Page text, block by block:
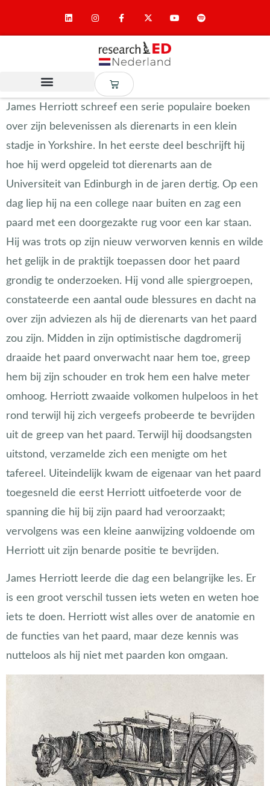
James Herriott schreef een serie populaire boeken
over zijn belevenissen als dierenarts in een klein
stadje in Yorkshire. In het eerste deel beschrijft hij
hoe hij werd opgeleid tot dierenarts aan de
Universiteit van Edinburgh in de jaren dertig. Op een
dag liep hij na een college naar buiten en zag een
paard met een doorgezakte rug voor een kar staan.
Hij was trots op zijn nieuw verworven kennis en wilde
het gelijk in de praktijk toepassen door het paard
grondig te onderzoeken. Hij vond alle spiergroepen,
constateerde een aantal oude blessures en dacht na
over zijn adviezen als hij de dierenarts van het paard
zou zijn. Midden in zijn optimistische dagdromerij
draaide het paard onverwacht naar hem toe, greep
hem bij zijn schouder en trok hem een halve meter
omhoog. Herriott zwaaide volkomen hulpeloos in het
rond terwijl hij zich vergeefs probeerde te bevrijden
uit de greep van het paard. Terwijl hij doodsangsten
uitstond, verzamelde zich een menigte om het
tafereel. Uiteindelijk kwam de eigenaar van het paard
toegesneld die eerst Herriott uitfoeterde voor de
spanning die hij bij zijn paard had veroorzaakt;
vervolgens was een kleine aanwijzing voldoende om
Herriott uit zijn benarde positie te bevrijden.
James Herriott leerde die dag een belangrijke les. Er
is een groot verschil tussen iets weten en weten hoe
iets te doen. Herriott wist alles over de anatomie en
de functies van het paard, maar deze kennis was
nutteloos als hij niet met paarden kon omgaan.